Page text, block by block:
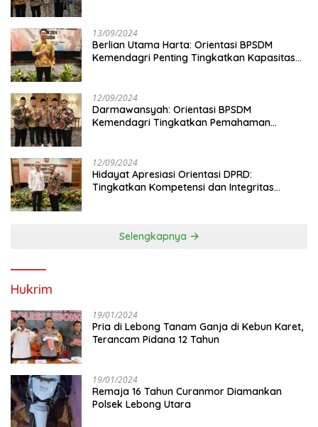
13/09/2024
Berlian Utama Harta: Orientasi BPSDM
Kemendagri Penting Tingkatkan Kapasitas
12/09/2024
Darmawansyah: Orientasi BPSDM
Kemendagri Tingkatkan Pemahaman
12/09/2024
Hidayat Apresiasi Orientasi DPRD:
Tingkatkan Kompetensi dan Integritas
Selengkapnya
Hukrim
19/01/2024
Pria di Lebong Tanam Ganja di Kebun Karet,
Terancam Pidana 12 Tahun
19/01/2024
Remaja 16 Tahun Curanmor Diamankan
Polsek Lebong Utara